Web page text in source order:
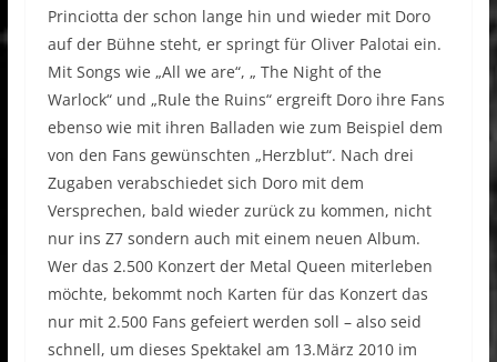
Princiotta der schon lange hin und wieder mit Doro
auf der Bühne steht, er springt für Oliver Palotai ein.
Mit Songs wie „All we are“, „ The Night of the
Warlock“ und „Rule the Ruins“ ergreift Doro ihre Fans
ebenso wie mit ihren Balladen wie zum Beispiel dem
von den Fans gewünschten „Herzblut“. Nach drei
Zugaben verabschiedet sich Doro mit dem
Versprechen, bald wieder zurück zu kommen, nicht
nur ins Z7 sondern auch mit einem neuen Album.
Wer das 2.500 Konzert der Metal Queen miterleben
möchte, bekommt noch Karten für das Konzert das
nur mit 2.500 Fans gefeiert werden soll – also seid
schnell, um dieses Spektakel am 13.März 2010 im